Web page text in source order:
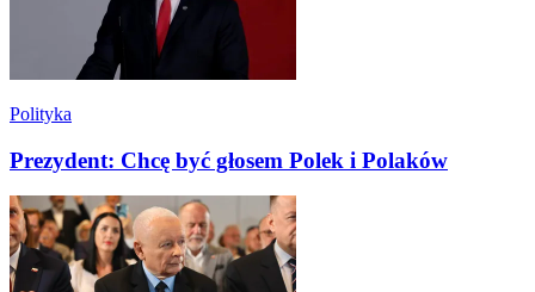
Polityka
Prezydent: Chcę być głosem Polek i Polaków